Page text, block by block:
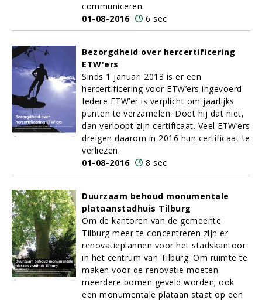
communiceren.
01-08-2016
6 sec
Bezorgdheid over hercertificering
ETW'ers
Sinds 1 januari 2013 is er een
hercertificering voor ETW’ers ingevoerd.
Iedere ETW’er is verplicht om jaarlijks
punten te verzamelen. Doet hij dat niet,
dan verloopt zijn certificaat. Veel ETW’ers
dreigen daarom in 2016 hun certificaat te
verliezen.
01-08-2016
8 sec
Duurzaam behoud monumentale
plataanstadhuis Tilburg
Om de kantoren van de gemeente
Tilburg meer te concentreren zijn er
renovatieplannen voor het stadskantoor
in het centrum van Tilburg. Om ruimte te
maken voor de renovatie moeten
meerdere bomen geveld worden; ook
een monumentale plataan staat op een